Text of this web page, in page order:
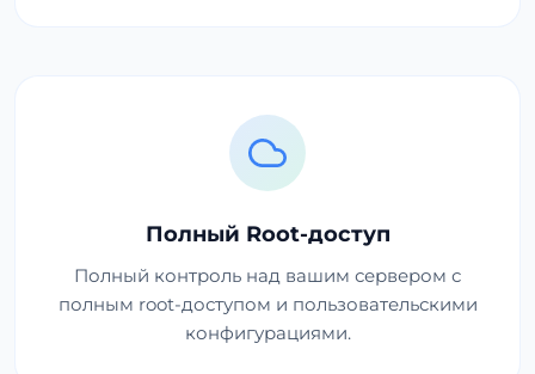
Полный Root-доступ
Полный контроль над вашим сервером с
полным root-доступом и пользовательскими
конфигурациями.